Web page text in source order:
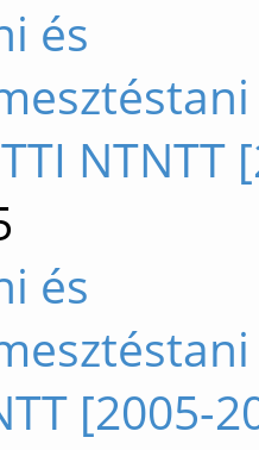
és
NTNTT
és
[2005-